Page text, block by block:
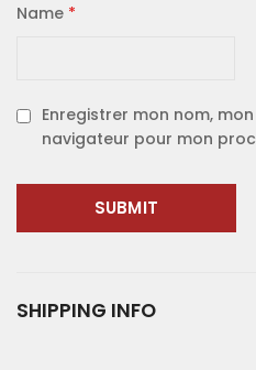
Name *
Enregistrer mon nom,
navigateur pour mon
SHIPPING INFO